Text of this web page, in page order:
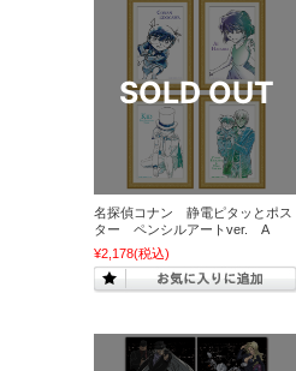
名探偵コナン 静電ピタッとポス
ター ペンシルアートver. A
¥2,178(税込)